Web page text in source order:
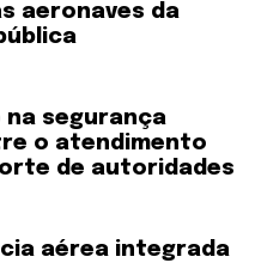
aeronaves da
na segurança
o atendimento
de autoridades
aérea integrada